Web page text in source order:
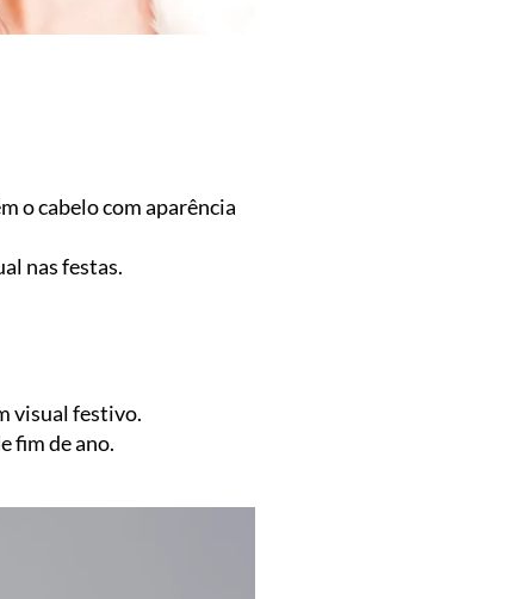
o cabelo com aparência
nas festas.
visual festivo.
fim de ano.